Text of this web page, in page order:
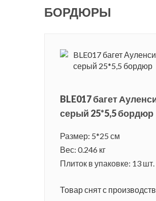
БОРДЮРЫ
BLE017 багет
серый 25*5,5 бордюр
Размер: 5*25 см
Вес: 0.246 кг
Плиток в упаковке: 13 шт.
Товар снят с